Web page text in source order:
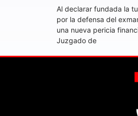
Al declarar fundada la
por la defensa del
una nueva pericia
Juzgado de